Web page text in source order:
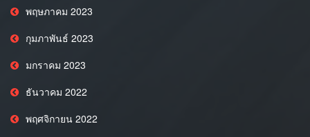
พฤษภาคม 2023
กุมภาพันธ์ 2023
มกราคม 2023
ธันวาคม 2022
พฤศจิกายน 2022